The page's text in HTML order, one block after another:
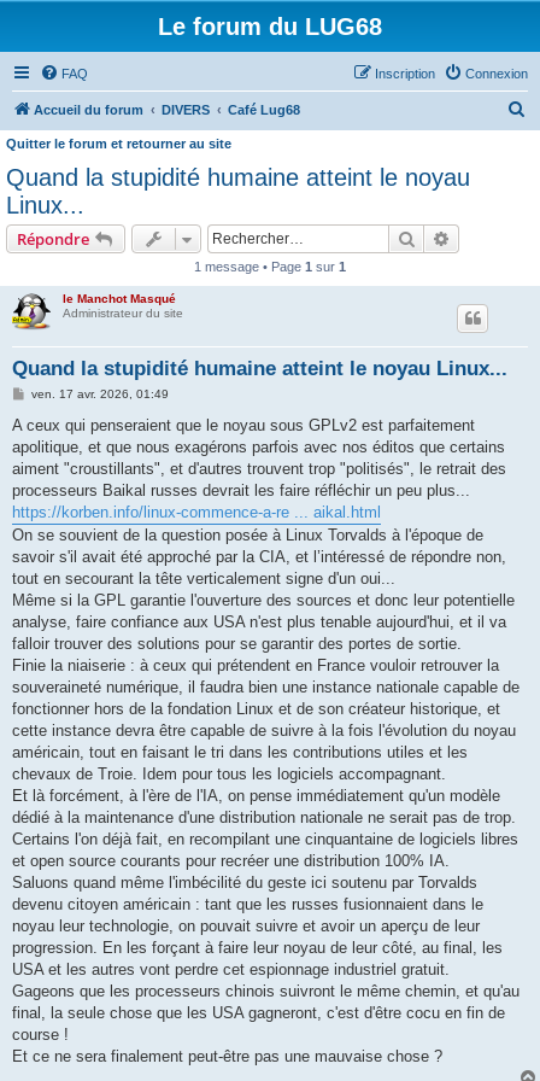
Le forum du LUG68
FAQ Connexion
Inscription
Accueil du forum DIVERS Café Lug68
Quitter le forum et retourner au site
Quand la stupidité humaine atteint le noyau
Linux...
Répondre Rechercher
1 message • Page 1 sur 1
le Manchot Masqué
Administrateur du site
Quand la stupidité humaine atteint le noyau Linux...
M
s
a
g
ven. 17 avr. 2026, 01:49
A ceux qui penseraient que le noyau sous GPLv2 est parfaitement
apolitique, et que nous exagérons parfois avec nos éditos que certains
aiment "croustillants", et d'autres trouvent trop "politisés", le retrait des
processeurs Baikal russes devrait les faire réfléchir un peu plus...
https://korben.info/linux-commence-a-re ... aikal.html
On se souvient de la question posée à Linux Torvalds à l'époque de
savoir s'il avait été approché par la CIA, et l’intéressé de répondre non,
tout en secourant la tête verticalement signe d'un oui...
Même si la GPL garantie l'ouverture des sources et donc leur potentielle
analyse, faire confiance aux USA n'est plus tenable aujourd'hui, et il va
falloir trouver des solutions pour se garantir des portes de sortie.
Finie la niaiserie : à ceux qui prétendent en France vouloir retrouver la
souveraineté numérique, il faudra bien une instance nationale capable de
fonctionner hors de la fondation Linux et de son créateur historique, et
cette instance devra être capable de suivre à la fois l'évolution du noyau
américain, tout en faisant le tri dans les contributions utiles et les
chevaux de Troie. Idem pour tous les logiciels accompagnant.
Et là forcément, à l'ère de l'IA, on pense immédiatement qu'un modèle
dédié à la maintenance d'une distribution nationale ne serait pas de trop.
Certains l'on déjà fait, en recompilant une cinquantaine de logiciels libres
et open source courants pour recréer une distribution 100% IA.
Saluons quand même l'imbécilité du geste ici soutenu par Torvalds
devenu citoyen américain : tant que les russes fusionnaient dans le
noyau leur technologie, on pouvait suivre et avoir un aperçu de leur
progression. En les forçant à faire leur noyau de leur côté, au final, les
USA et les autres vont perdre cet espionnage industriel gratuit.
Gageons que les processeurs chinois suivront le même chemin, et qu'au
final, la seule chose que les USA gagneront, c'est d'être cocu en fin de
course !
Et ce ne sera finalement peut-être pas une mauvaise chose ?